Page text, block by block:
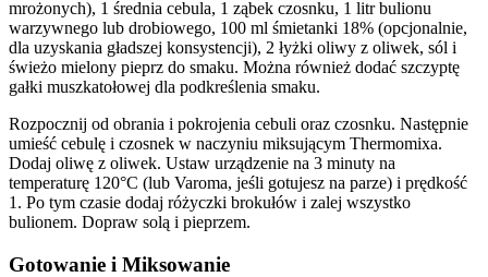
mrożonych), 1 średnia cebula, 1 ząbek czosnku, 1 litr bulionu
warzywnego lub drobiowego, 100 ml śmietanki 18% (opcjonalnie,
dla uzyskania gładszej konsystencji), 2 łyżki oliwy z oliwek, sól i
świeżo mielony pieprz do smaku. Można również dodać szczyptę
gałki muszkatołowej dla podkreślenia smaku.
Rozpocznij od obrania i pokrojenia cebuli oraz czosnku. Następnie
umieść cebulę i czosnek w naczyniu miksującym Thermomixa.
Dodaj oliwę z oliwek. Ustaw urządzenie na 3 minuty na
temperaturę 120°C (lub Varoma, jeśli gotujesz na parze) i prędkość
1. Po tym czasie dodaj różyczki brokułów i zalej wszystko
bulionem. Dopraw solą i pieprzem.
Gotowanie i Miksowanie